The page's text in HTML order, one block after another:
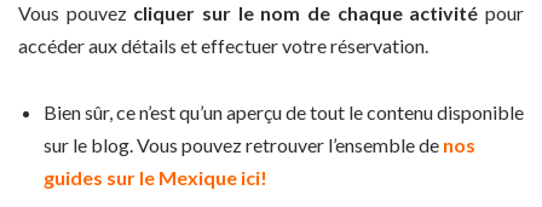
Vous pouvez cliquer sur le nom de chaque activité pour
accéder aux détails et effectuer votre réservation.
Bien sûr, ce n’est qu’un aperçu de tout le contenu disponible
sur le blog. Vous pouvez retrouver l’ensemble de nos
guides sur le Mexique ici!